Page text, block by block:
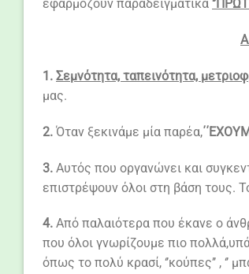
εφαρμόζουν παραδειγματικά
1. Σεμνότητα, ταπεινότητα,
μας.
2. Όταν ξεκινάμε μία παρέα,
3. Αυτός που οργανώνει και
επιστρέψουν όλοι στη βάση τους.
4. Από παλαιότερα που έκανε ο
που όλοι γνωρίζουμε πιο
όπως το πολύ κρασί, ‘’κούπες’’ ,